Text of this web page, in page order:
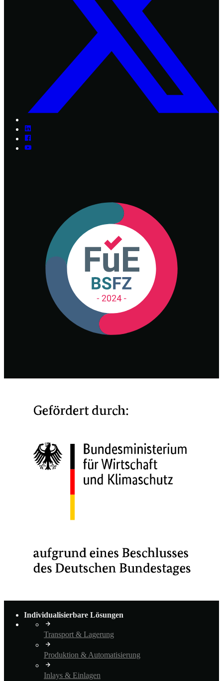
Individualisierbare Lösungen
Transport & Lagerung
Produktion & Automatisierung
Inlays & Einlagen